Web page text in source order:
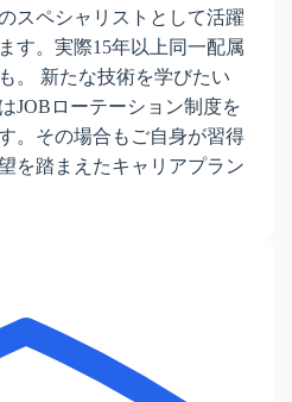
スペシャリストとして活躍
す。実際15年以上同一配属
。 新たな技術を学びたい
JOBローテーション制度を
。その場合もご自身が習得
を踏まえたキャリアプラン